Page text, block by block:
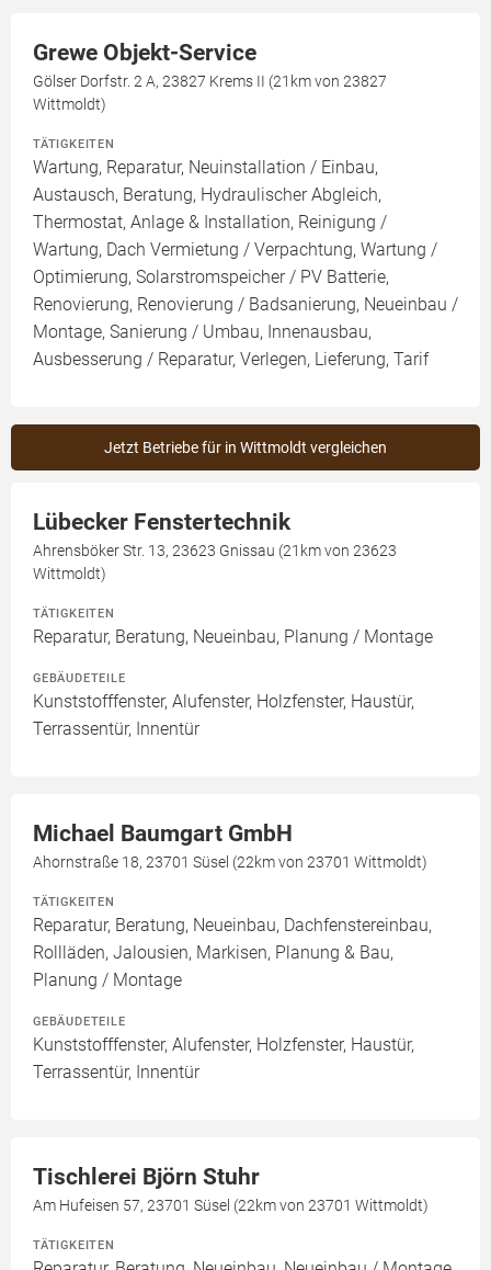
Grewe Objekt-Service
Gölser Dorfstr. 2 A, 23827 Krems II (21km von 23827
Wittmoldt)
TÄTIGKEITEN
Wartung, Reparatur, Neuinstallation / Einbau,
Austausch, Beratung, Hydraulischer Abgleich,
Thermostat, Anlage & Installation, Reinigung /
Wartung, Dach Vermietung / Verpachtung, Wartung /
Optimierung, Solarstromspeicher / PV Batterie,
Renovierung, Renovierung / Badsanierung, Neueinbau /
Montage, Sanierung / Umbau, Innenausbau,
Ausbesserung / Reparatur, Verlegen, Lieferung, Tarif
Jetzt Betriebe für in Wittmoldt vergleichen
Lübecker Fenstertechnik
Ahrensböker Str. 13, 23623 Gnissau (21km von 23623
Wittmoldt)
TÄTIGKEITEN
Reparatur, Beratung, Neueinbau, Planung / Montage
GEBÄUDETEILE
Kunststofffenster, Alufenster, Holzfenster, Haustür,
Terrassentür, Innentür
Michael Baumgart GmbH
Ahornstraße 18, 23701 Süsel (22km von 23701 Wittmoldt)
TÄTIGKEITEN
Reparatur, Beratung, Neueinbau, Dachfenstereinbau,
Rollläden, Jalousien, Markisen, Planung & Bau,
Planung / Montage
GEBÄUDETEILE
Kunststofffenster, Alufenster, Holzfenster, Haustür,
Terrassentür, Innentür
Tischlerei Björn Stuhr
Am Hufeisen 57, 23701 Süsel (22km von 23701 Wittmoldt)
TÄTIGKEITEN